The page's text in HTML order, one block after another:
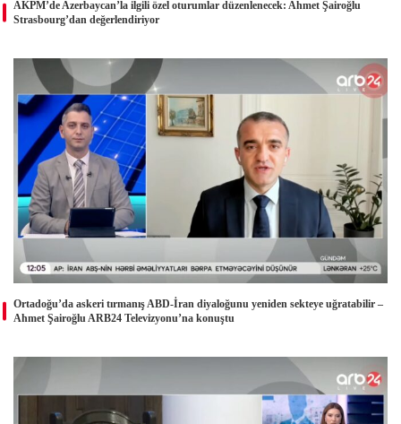
AKPM’de Azerbaycan’la ilgili özel oturumlar düzenlenecek: Ahmet Şairoğlu
Strasbourg’dan değerlendiriyor
Ortadoğu’da askeri tırmanış ABD-İran diyaloğunu yeniden sekteye uğratabilir –
Ahmet Şairoğlu ARB24 Televizyonu’na konuştu